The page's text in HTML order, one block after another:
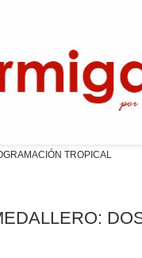
TROPICAL